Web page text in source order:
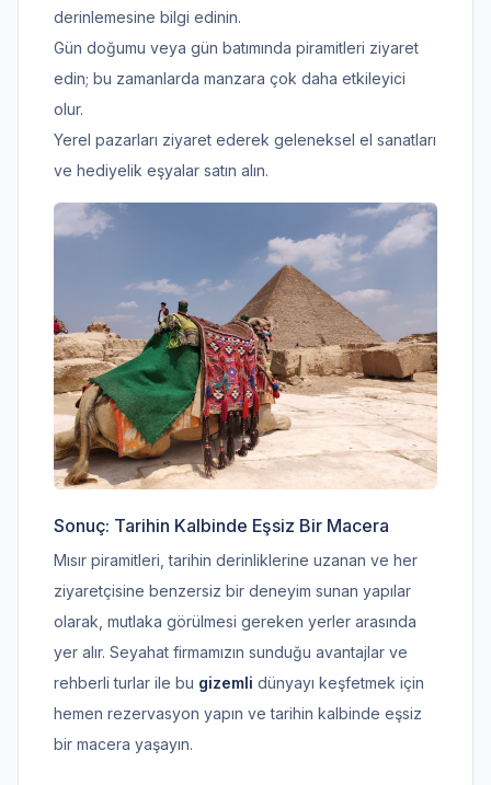
derinlemesine bilgi edinin.
Gün doğumu veya gün batımında piramitleri ziyaret
edin; bu zamanlarda manzara çok daha etkileyici
olur.
Yerel pazarları ziyaret ederek geleneksel el sanatları
ve hediyelik eşyalar satın alın.
Sonuç: Tarihin Kalbinde Eşsiz Bir Macera
Mısır piramitleri, tarihin derinliklerine uzanan ve her
ziyaretçisine benzersiz bir deneyim sunan yapılar
olarak, mutlaka görülmesi gereken yerler arasında
yer alır. Seyahat firmamızın sunduğu avantajlar ve
rehberli turlar ile bu gizemli dünyayı keşfetmek için
hemen rezervasyon yapın ve tarihin kalbinde eşsiz
bir macera yaşayın.